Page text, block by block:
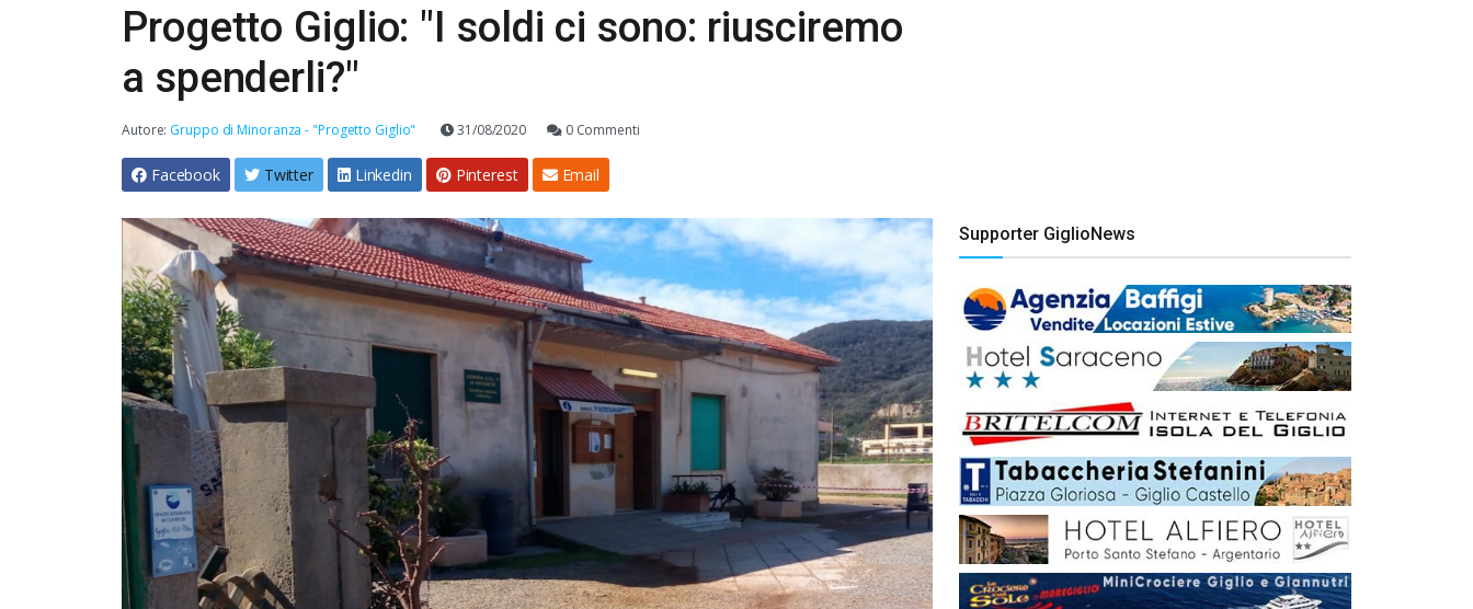
Progetto Giglio: "I soldi ci sono: riusciremo
a spenderli?"
Autore: Gruppo di Minoranza - "Progetto Giglio" 31/08/2020 0 Commenti
Facebook Twitter Linkedin Pinterest Email
Supporter GiglioNews